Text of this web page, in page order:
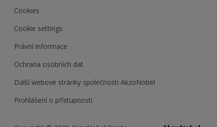
Cookies
Cookie settings
Právní informace
Ochrana osobních dat
Další webové stránky společnosti AkzoNobel
Prohlášení o přístupnosti